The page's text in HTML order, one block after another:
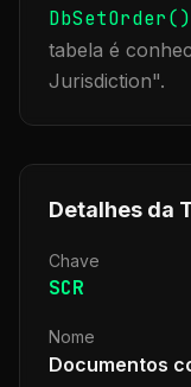
DbSetOrder()
tabela é
Jurisdiction".
Detalhes da
Chave
SCR
Nome
Documentos